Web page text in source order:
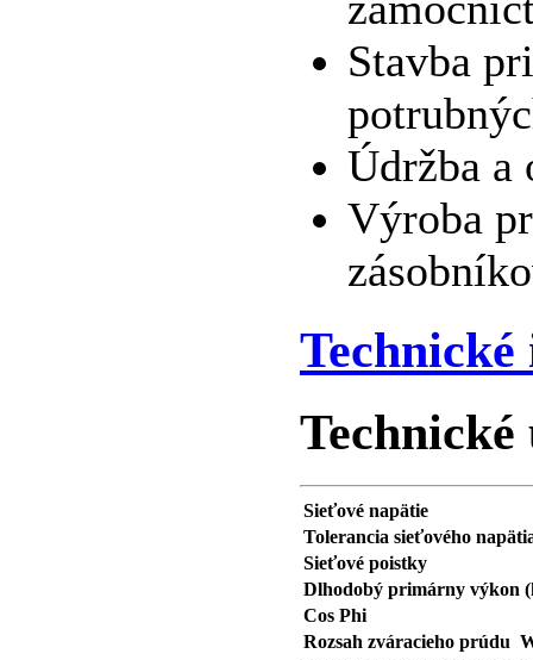
Stavba
Údržba a
Výroba
Technické
Sieťové napätie
Tolerancia sieťového
Sieťové poistky
Dlhodobý primárny výkon
Cos Phi
Rozsah zváracieho prúdu